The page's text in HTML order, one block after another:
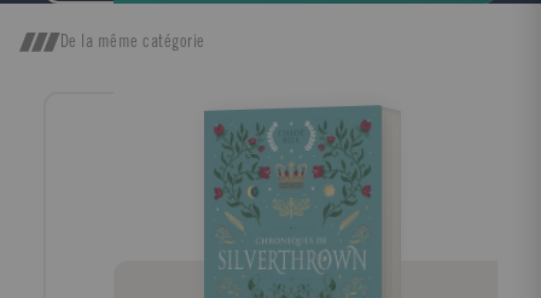
De la même catégorie